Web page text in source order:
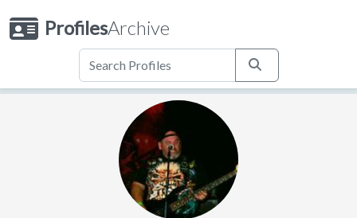
ProfilesArchive